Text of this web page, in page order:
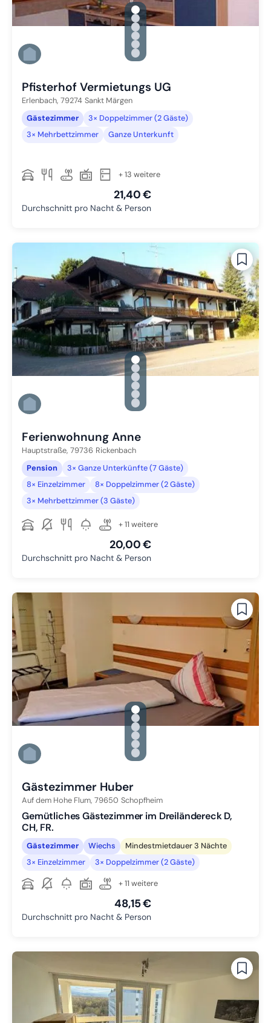
gallery.slide_selector
Zu Slide 1 wechseln
Zu Slide 2 wechseln
Zu Slide 3 wechseln
Zu Slide 4 wechseln
Zu Slide 5 wechseln
Zu Slide 6 wechseln
Pfisterhof Vermietungs UG
Erlenbach, 79274 Sankt Märgen
Gästezimmer
3× Doppelzimmer (2 Gäste)
3× Mehrbettzimmer
Ganze Unterkunft
+ 13 weitere
21,40 €
Durchschnitt pro Nacht & Person
gallery.slide_selector
Zu Slide 1 wechseln
Zu Slide 2 wechseln
Zu Slide 3 wechseln
Zu Slide 4 wechseln
Zu Slide 5 wechseln
Zu Slide 6 wechseln
Ferienwohnung Anne
Hauptstraße, 79736 Rickenbach
Pension
3× Ganze Unterkünfte (7 Gäste)
8× Einzelzimmer
8× Doppelzimmer (2 Gäste)
3× Mehrbettzimmer (3 Gäste)
+ 11 weitere
20,00 €
Durchschnitt pro Nacht & Person
gallery.slide_selector
Zu Slide 1 wechseln
Zu Slide 2 wechseln
Zu Slide 3 wechseln
Zu Slide 4 wechseln
Zu Slide 5 wechseln
Zu Slide 6 wechseln
Gästezimmer Huber
Auf dem Hohe Flum, 79650 Schopfheim
Gemütliches Gästezimmer im Dreiländereck D,
CH, FR.
Gästezimmer Wiechs
Mindestmietdauer 3 Nächte
3× Einzelzimmer
3× Doppelzimmer (2 Gäste)
+ 11 weitere
48,15 €
Durchschnitt pro Nacht & Person